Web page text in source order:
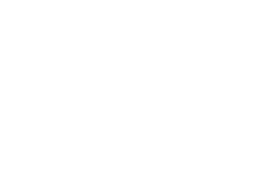
пространство для
видами и большим
света
с мебелью и